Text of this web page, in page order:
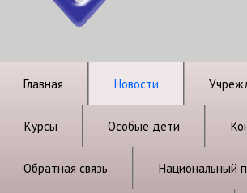
Главная Новости
Курсы Особые дети
Обратная связь Национальный